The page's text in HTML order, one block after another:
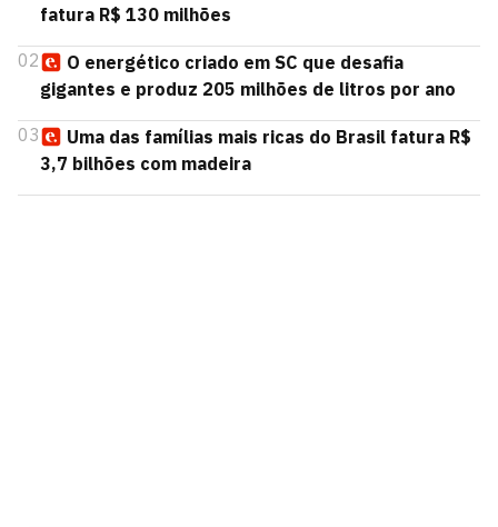
fatura R$ 130 milhões
02
O energético criado em SC que desafia
gigantes e produz 205 milhões de litros por ano
03
Uma das famílias mais ricas do Brasil fatura R$
3,7 bilhões com madeira